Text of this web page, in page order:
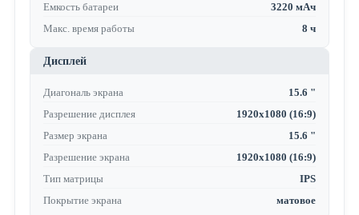
Емкость батареи
3220 мАч
Макс. время работы
8 ч
Дисплей
Диагональ экрана
15.6 "
Разрешение дисплея
1920x1080 (16:9)
Размер экрана
15.6 "
Разрешение экрана
1920x1080 (16:9)
Тип матрицы
IPS
Покрытие экрана
матовое